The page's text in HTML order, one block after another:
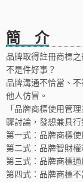
簡 介
品牌取得註冊商標
不是件好事？
品牌溝通不恰當、
他人仿冒。
「品牌商標使用管
驟討論，發想兼具
第一式：品牌商標
第二式：品牌智財
第三式：品牌商標
第四式：品牌商標